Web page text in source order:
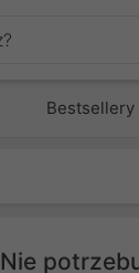
Bestsellery
Nie